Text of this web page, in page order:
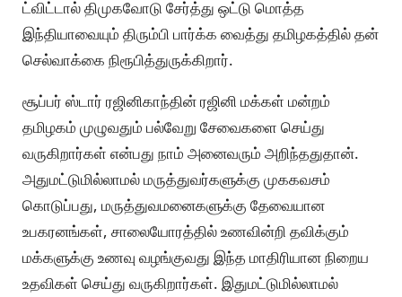
ட்விட்டால் திமுகவோடு சேர்த்து ஒட்டு மொத்த
இந்தியாவையும் திரும்பி பார்க்க வைத்து தமிழகத்தில் தன்
செல்வாக்கை நிரூபித்துருக்கிறார்.
சூப்பர் ஸ்டார் ரஜினிகாந்தின் ரஜினி மக்கள் மன்றம்
தமிழகம் முழுவதும் பல்வேறு சேவைகளை செய்து
வருகிறார்கள் என்பது நாம் அனைவரும் அறிந்ததுதான்.
அதுமட்டுமில்லாமல் மருத்துவர்களுக்கு முககவசம்
கொடுப்பது, மருத்துவமனைகளுக்கு தேவையான
உபகரனங்கள், சாலையோரத்தில் உணவின்றி தவிக்கும்
மக்களுக்கு உணவு வழங்குவது இந்த மாதிரியான நிறைய
உதவிகள் செய்து வருகிறார்கள். இதுமட்டுமில்லாமல்